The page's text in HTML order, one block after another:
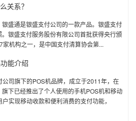
关系？
盛通是银盛支付公司的一款产品。银盛支付
银盛支付服务股份有限公司首批获得央行颁
机构之一，是中国支付清算协会第...
能介绍
公司旗下的POS机品牌，成立于2011年，在
下已经推出了个人使用的手机POS机和移动
实现移动收款和便利消费的支付功能，